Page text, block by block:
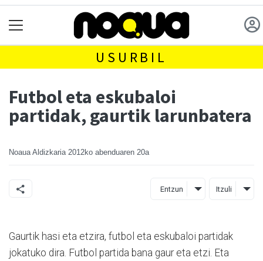
USURBIL
Futbol eta eskubaloi
partidak, gaurtik larunbatera
Noaua Aldizkaria 2012ko abenduaren 20a
Entzun Itzuli
Gaurtik hasi eta etzira, futbol eta eskubaloi partidak
jokatuko dira. Futbol partida bana gaur eta etzi. Eta